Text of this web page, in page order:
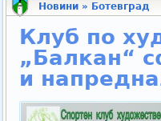
Новини» Ботевград
Клуб по
„Балкан“
и